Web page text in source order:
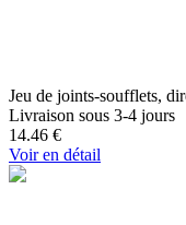
Jeu de joints-soufflets,
Livraison sous 3-4 jours
14.46 €
Voir en détail